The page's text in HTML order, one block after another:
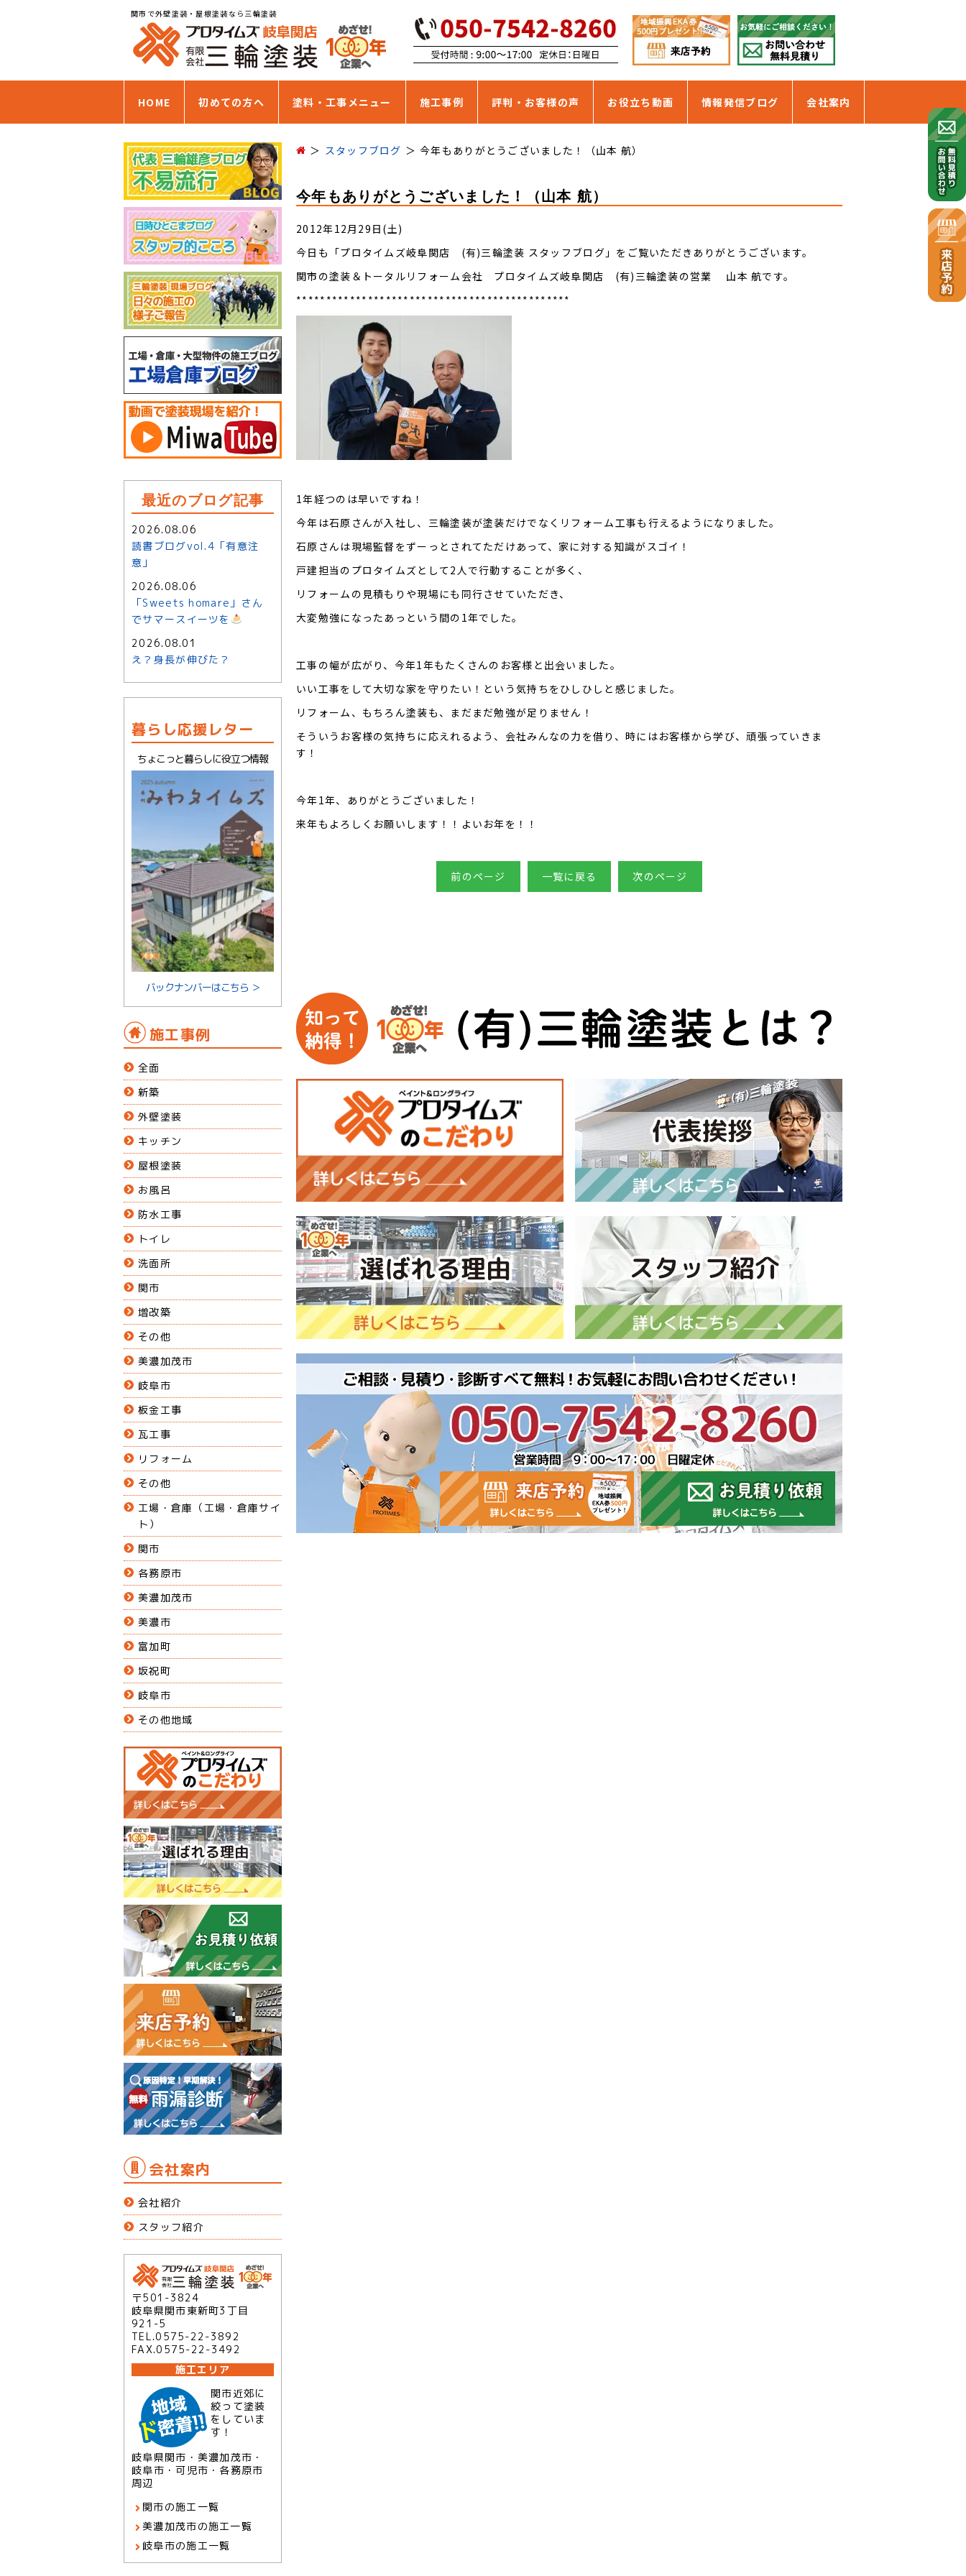
関市で外壁塗装・屋根塗装なら三輪塗装
HOME 初めての方へ 塗料・工事メニュー 施工事例 評判・お客様の声 お役立ち動画 情報発信ブログ 会社案内
スタッフブログ 今年もありがとうございました！（山本 航）
今年もありがとうございました！（山本 航）
2012年12月29日(土)
今日も「プロタイムズ岐阜関店 (有)三輪塗装 スタッフブログ」をご覧いただきありがとうございます。
関市の塗装＆トータルリフォーム会社 プロタイムズ岐阜関店 (有)三輪塗装の営業 山本 航です。
**********************************************
1年経つのは早いですね！
今年は石原さんが入社し、三輪塗装が塗装だけでなくリフォーム工事も行えるようになりました。
石原さんは現場監督をずーっとされてただけあって、家に対する知識がスゴイ！
戸建担当のプロタイムズとして2人で行動することが多く、
リフォームの見積もりや現場にも同行させていただき、
大変勉強になったあっという間の1年でした。
工事の幅が広がり、今年1年もたくさんのお客様と出会いました。
いい工事をして大切な家を守りたい！という気持ちをひしひしと感じました。
リフォーム、もちろん塗装も、まだまだ勉強が足りません！
そういうお客様の気持ちに応えれるよう、会社みんなの力を借り、時にはお客様から学び、頑張っていきま
す！
今年1年、ありがとうございました！
来年もよろしくお願いします！！よいお年を！！
前のページ 一覧に戻る 次のページ
最近のブログ記事
2026.08.06
読書ブログvol.4「有意注
意」
2026.08.06
「Sweets homare」さん
でサマースイーツを
2026.08.01
え？身長が伸びた？
暮らし応援レター
ちょこっと暮らしに役立つ情報
バックナンバーはこちら ＞
施工事例
全面
新築
外壁塗装
キッチン
屋根塗装
お風呂
防水工事
トイレ
洗面所
関市
増改築
その他
美濃加茂市
岐阜市
板金工事
瓦工事
リフォーム
その他
工場・倉庫（工場・倉庫サイ
ト）
関市
各務原市
美濃加茂市
美濃市
富加町
坂祝町
岐阜市
その他地域
会社案内
会社紹介
スタッフ紹介
〒501-3824
岐阜県関市東新町3丁目
921-5
TEL.0575-22-3892
FAX.0575-22-3492
施工エリア
関市近郊に
絞って塗装
をしていま
す！
岐阜県関市・美濃加茂市・
岐阜市・可児市・各務原市
周辺
関市の施工一覧
美濃加茂市の施工一覧
岐阜市の施工一覧